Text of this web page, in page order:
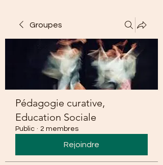
Groupes
Pédagogie curative,
Education Sociale
Public · 2 membres
Rejoindre